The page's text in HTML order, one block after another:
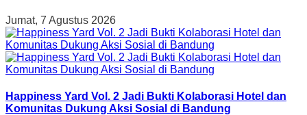
Jumat, 7 Agustus 2026
Happiness Yard Vol. 2 Jadi Bukti Kolaborasi Hotel dan
Komunitas Dukung Aksi Sosial di Bandung